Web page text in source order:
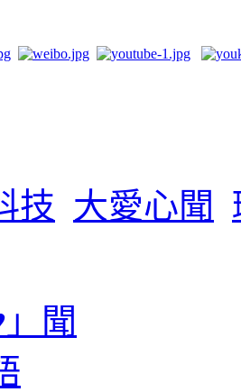
技 大愛心聞
聞